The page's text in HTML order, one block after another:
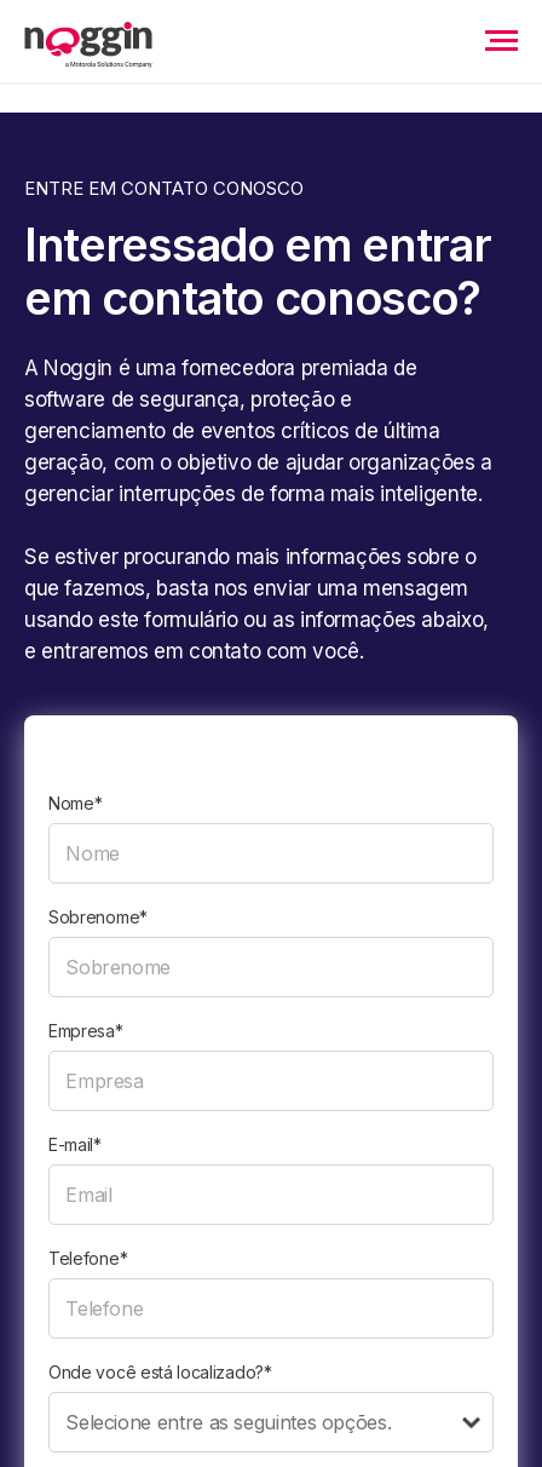
ENTRE EM CONTATO CONOSCO
Interessado em entrar
em contato conosco?
A Noggin é uma fornecedora premiada de
software de segurança, proteção e
gerenciamento de eventos críticos de última
geração, com o objetivo de ajudar organizações a
gerenciar interrupções de forma mais inteligente.
Se estiver procurando mais informações sobre o
que fazemos, basta nos enviar uma mensagem
usando este formulário ou as informações abaixo,
e entraremos em contato com você.
Nome*
Sobrenome*
Empresa*
E-mail*
Telefone*
Onde você está localizado?*